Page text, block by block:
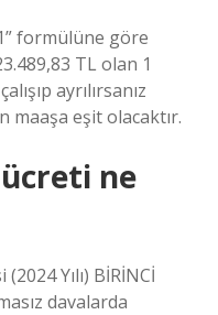
formülüne göre
TL olan 1
ayrılırsanız
maaşa eşit olacaktır.
ücreti ne
Yılı) BİRİNCİ
davalarda